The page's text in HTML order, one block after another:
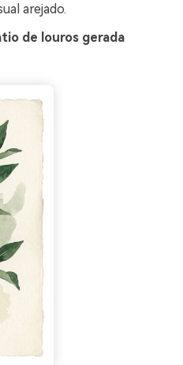
arejado.
de louros gerada